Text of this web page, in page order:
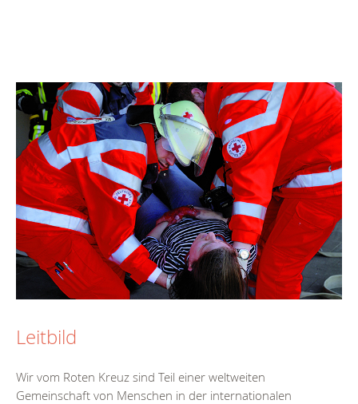
Leitbild
Wir vom Roten Kreuz sind Teil einer weltweiten
Gemeinschaft von Menschen in der internationalen